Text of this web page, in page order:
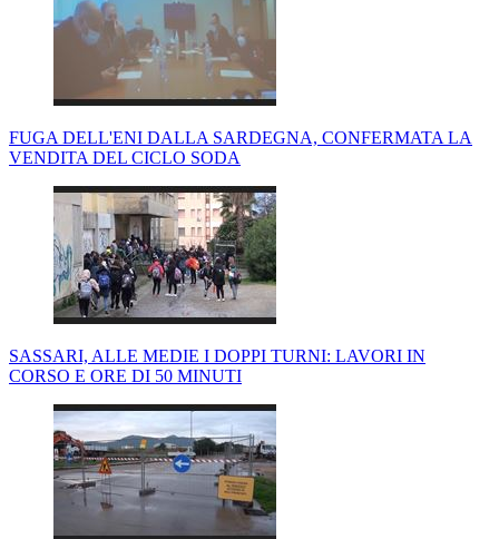
FUGA DELL'ENI DALLA SARDEGNA, CONFERMATA LA
VENDITA DEL CICLO SODA
SASSARI, ALLE MEDIE I DOPPI TURNI: LAVORI IN
CORSO E ORE DI 50 MINUTI